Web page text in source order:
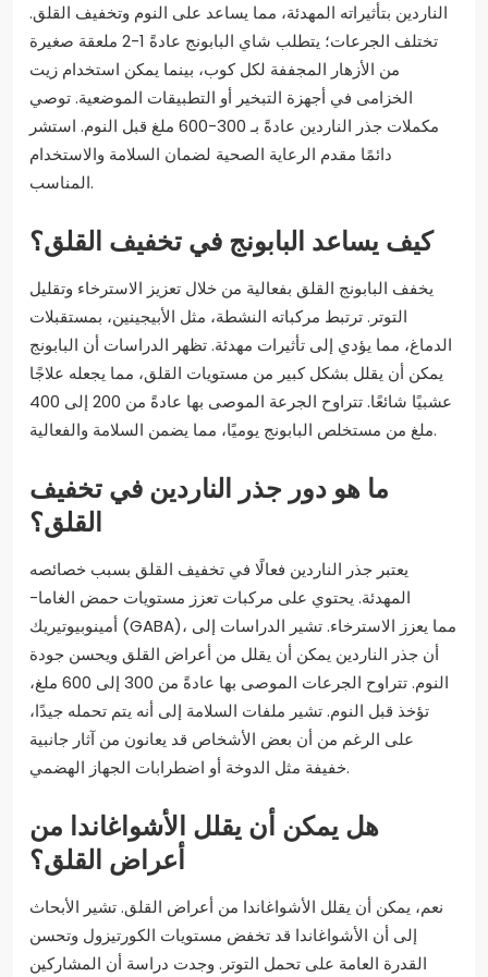
الناردين بتأثيراته المهدئة، مما يساعد على النوم وتخفيف القلق.
تختلف الجرعات؛ يتطلب شاي البابونج عادةً 1-2 ملعقة صغيرة
من الأزهار المجففة لكل كوب، بينما يمكن استخدام زيت
الخزامى في أجهزة التبخير أو التطبيقات الموضعية. توصي
مكملات جذر الناردين عادةً بـ 300-600 ملغ قبل النوم. استشر
دائمًا مقدم الرعاية الصحية لضمان السلامة والاستخدام
المناسب.
كيف يساعد البابونج في تخفيف القلق؟
يخفف البابونج القلق بفعالية من خلال تعزيز الاسترخاء وتقليل
التوتر. ترتبط مركباته النشطة، مثل الأبيجينين، بمستقبلات
الدماغ، مما يؤدي إلى تأثيرات مهدئة. تظهر الدراسات أن البابونج
يمكن أن يقلل بشكل كبير من مستويات القلق، مما يجعله علاجًا
عشبيًا شائعًا. تتراوح الجرعة الموصى بها عادةً من 200 إلى 400
ملغ من مستخلص البابونج يوميًا، مما يضمن السلامة والفعالية.
ما هو دور جذر الناردين في تخفيف
القلق؟
يعتبر جذر الناردين فعالًا في تخفيف القلق بسبب خصائصه
المهدئة. يحتوي على مركبات تعزز مستويات حمض الغاما-
أمينوبيوتيريك (GABA)، مما يعزز الاسترخاء. تشير الدراسات إلى
أن جذر الناردين يمكن أن يقلل من أعراض القلق ويحسن جودة
النوم. تتراوح الجرعات الموصى بها عادةً من 300 إلى 600 ملغ،
تؤخذ قبل النوم. تشير ملفات السلامة إلى أنه يتم تحمله جيدًا،
على الرغم من أن بعض الأشخاص قد يعانون من آثار جانبية
خفيفة مثل الدوخة أو اضطرابات الجهاز الهضمي.
هل يمكن أن يقلل الأشواغاندا من
أعراض القلق؟
نعم، يمكن أن يقلل الأشواغاندا من أعراض القلق. تشير الأبحاث
إلى أن الأشواغاندا قد تخفض مستويات الكورتيزول وتحسن
القدرة العامة على تحمل التوتر. وجدت دراسة أن المشاركين